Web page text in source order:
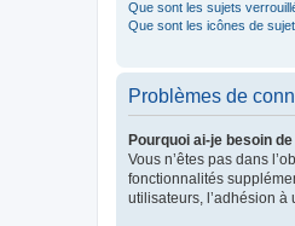
Que sont les sujets
Que sont les icônes de
Problèmes de
Pourquoi ai-je besoin
Vous n’êtes pas dans
fonctionnalités
utilisateurs, l’adhésion à